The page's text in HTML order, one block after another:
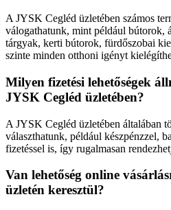
A JYSK Cegléd üzletében számos
válogathatunk, mint például bútorok,
tárgyak, kerti bútorok, fürdőszobai
szinte minden otthoni igényt
Milyen fizetési lehetőségek
JYSK Cegléd üzletében?
A JYSK Cegléd üzletében általában
választhatunk, például készpénzzel,
fizetéssel is, így rugalmasan
Van lehetőség online
üzletén keresztül?